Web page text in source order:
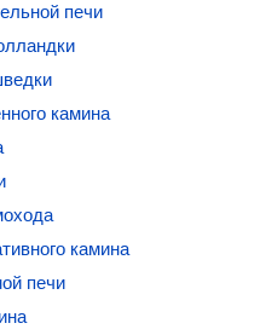
печи
камина
камина
печи